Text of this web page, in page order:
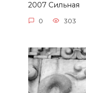
2007 Сильная
0 303